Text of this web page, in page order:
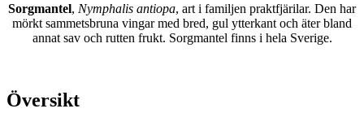
Sorgmantel, Nymphalis antiopa, art i familjen praktfjärilar. Den har
mörkt sammetsbruna vingar med bred, gul ytterkant och äter bland
annat sav och rutten frukt. Sorgmantel finns i hela Sverige.
Översikt